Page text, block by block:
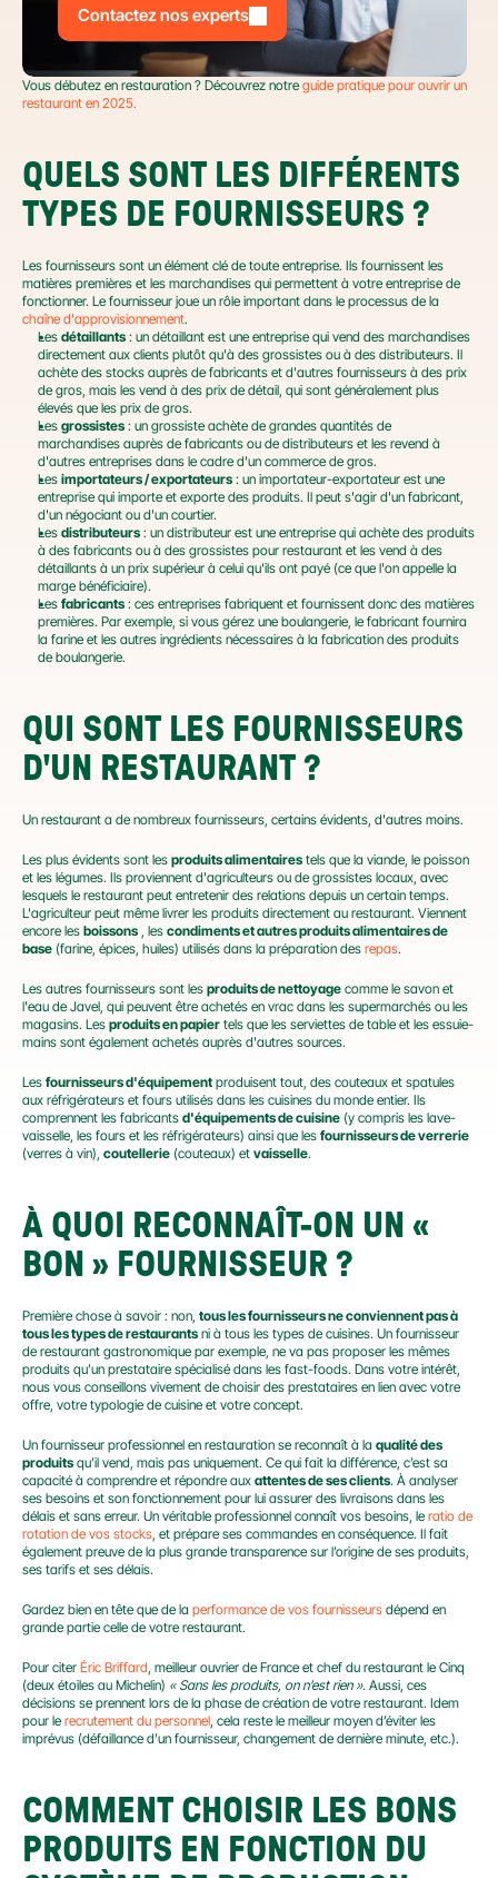
Contactez nos experts
Vous débutez en restauration ? Découvrez notre guide pratique pour ouvrir un
restaurant en 2025.
QUELS SONT LES DIFFÉRENTS
TYPES DE FOURNISSEURS ?
Les fournisseurs sont un élément clé de toute entreprise. Ils fournissent les
matières premières et les marchandises qui permettent à votre entreprise de
chaîne d'approvisionnement.
Les détaillants : un détaillant est une entreprise qui vend des marchandises
directement aux clients plutôt qu'à des grossistes ou à des distributeurs. Il
achète des stocks auprès de fabricants et d'autres fournisseurs à des prix
de gros, mais les vend à des prix de détail, qui sont généralement plus
élevés que les prix de gros.
Les grossistes : un grossiste achète de grandes quantités de
marchandises auprès de fabricants ou de distributeurs et les revend à
d'autres entreprises dans le cadre d'un commerce de gros.
Les importateurs / exportateurs : un importateur-exportateur est une
entreprise qui importe et exporte des produits. Il peut s'agir d'un fabricant,
d'un négociant ou d'un courtier.
Les distributeurs : un distributeur est une entreprise qui achète des produits
à des fabricants ou à des grossistes pour restaurant et les vend à des
détaillants à un prix supérieur à celui qu'ils ont payé (ce que l'on appelle la
marge bénéficiaire).
Les fabricants : ces entreprises fabriquent et fournissent donc des matières
premières. Par exemple, si vous gérez une boulangerie, le fabricant fournira
la farine et les autres ingrédients nécessaires à la fabrication des produits
de boulangerie.
QUI SONT LES FOURNISSEURS
D'UN RESTAURANT ?
Un restaurant a de nombreux fournisseurs, certains évidents, d'autres moins.
Les plus évidents sont les produits alimentaires tels que la viande, le poisson
et les légumes. Ils proviennent d'agriculteurs ou de grossistes locaux, avec
lesquels le restaurant peut entretenir des relations depuis un certain temps.
L'agriculteur peut même livrer les produits directement au restaurant. Viennent
encore les boissons , les condiments et autres produits alimentaires de
base (farine, épices, huiles) utilisés dans la préparation des repas.
Les autres fournisseurs sont les produits de nettoyage comme le savon et
l'eau de Javel, qui peuvent être achetés en vrac dans les supermarchés ou les
magasins. Les produits en papier tels que les serviettes de table et les essuie-
mains sont également achetés auprès d'autres sources.
Les fournisseurs d'équipement produisent tout, des couteaux et spatules
aux réfrigérateurs et fours utilisés dans les cuisines du monde entier. Ils
comprennent les fabricants d'équipements de cuisine (y compris les lave-
vaisselle, les fours et les réfrigérateurs) ainsi que les fournisseurs de verrerie
(verres à vin), coutellerie (couteaux) et vaisselle.
À QUOI RECONNAÎT-ON UN «
BON » FOURNISSEUR ?
Première chose à savoir : non, tous les fournisseurs ne conviennent pas à
tous les types de restaurants ni à tous les types de cuisines. Un fournisseur
de restaurant gastronomique par exemple, ne va pas proposer les mêmes
produits qu’un prestataire spécialisé dans les fast-foods. Dans votre intérêt,
nous vous conseillons vivement de choisir des prestataires en lien avec votre
offre, votre typologie de cuisine et votre concept.
Un fournisseur professionnel en restauration se reconnaît à la qualité des
produits qu’il vend, mais pas uniquement. Ce qui fait la différence, c’est sa
capacité à comprendre et répondre aux attentes de ses clients. À analyser
ses besoins et son fonctionnement pour lui assurer des livraisons dans les
délais et sans erreur. Un véritable professionnel connaît vos besoins, le ratio de
rotation de vos stocks, et prépare ses commandes en conséquence. Il fait
également preuve de la plus grande transparence sur l’origine de ses produits,
ses tarifs et ses délais.
Gardez bien en tête que de la performance de vos fournisseurs dépend en
grande partie celle de votre restaurant.
Pour citer Éric Briffard, meilleur ouvrier de France et chef du restaurant le Cinq
(deux étoiles au Michelin) « Sans les produits, on n’est rien ». Aussi, ces
décisions se prennent lors de la phase de création de votre restaurant. Idem
pour le recrutement du personnel, cela reste le meilleur moyen d’éviter les
imprévus (défaillance d’un fournisseur, changement de dernière minute, etc.).
COMMENT CHOISIR LES BONS
PRODUITS EN FONCTION DU